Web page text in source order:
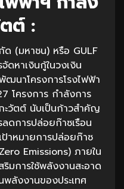
ต์ :
(มหาชน) หรือ GULF
ดหาเงินกู้ในวงเงิน
ฒนาโครงการโรงไฟฟ้า
โครงการ กำลังการ
วัตต์ นับเป็นก้าวสำคัญ
ดการปล่อยก๊าซเรือน
ป้าหมายการปล่อยก๊าซ
Emissions) ภายใน
มการใช้พลังงานสะอาด
ลังงานของประเทศ